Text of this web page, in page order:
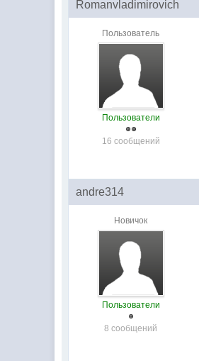
Romanvladimirovich
Пользователь
Пользователи
16 сообщений
andre314
Новичок
Пользователи
8 сообщений